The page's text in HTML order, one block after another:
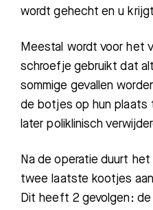
wordt gehecht en u
Meestal wordt voor het
schroefje gebruikt dat
sommige gevallen
de botjes op hun plaats
later poliklinisch
Na de operatie duurt
twee laatste kootjes
Dit heeft 2 gevolgen: